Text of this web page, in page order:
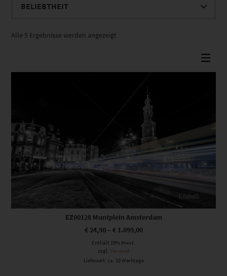
Alle 5 Ergebnisse werden angezeigt
Dieses Produkt weist mehrere Varianten auf. Die Optionen können auf der Produktseite gewählt werden
EZ00128 Muntplein Amsterdam
€24,90– €1.099,00
Enthält 19% Mwst.
zzgl. Versand
Lieferzeit: ca. 10 Werktage